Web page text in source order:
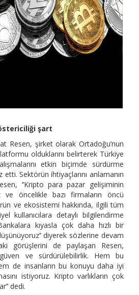
şart
Resen, şirket olarak Ortadoğu’nun
olduklarını belirterek Türkiye
etkin biçimde sürdürme
Sektörün ihtiyaçlarını anlamanın
‘’Kripto para pazar gelişiminin
ve öncelikle bazı firmaların öncü
ve ekosistemi hakkında, ilgili tüm
kullanıcılara detaylı bilgilendirme
kıyasla çok daha hızlı bir
diyerek sözlerine devam
görüşlerini de paylaşan Resen,
güven ve sürdürülebilirlik. Hem bu
de insanların bu konuyu daha iyi
istiyoruz. Kripto varlıkların çok
dedi.